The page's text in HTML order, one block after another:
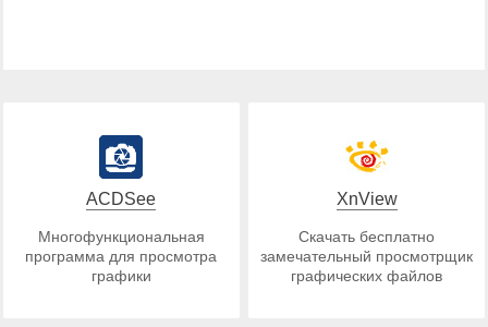
ACDSee
Многофункциональная
программа для просмотра
графики
XnView
Скачать бесплатно
замечательный просмотрщик
графических файлов